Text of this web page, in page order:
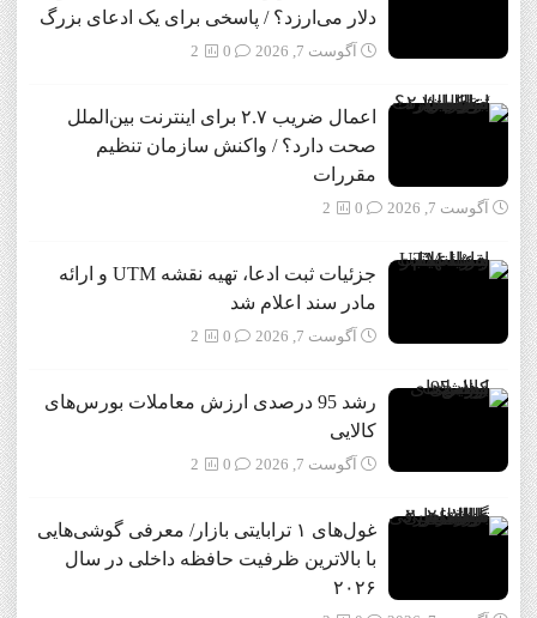
دلار می‌ارزد؟ / پاسخی برای یک ادعای بزرگ
آگوست 7, 2026 2
اعمال ضریب ۲.۷ برای اینترنت بین‌الملل
صحت دارد؟ / واکنش سازمان تنظیم
مقررات
آگوست 7, 2026 2
جزئیات ثبت ادعا، تهیه نقشه UTM و ارائه
مادر سند اعلام شد
آگوست 7, 2026 2
رشد 95 درصدی ارزش معاملات بورس‌های
کالایی
آگوست 7, 2026 2
غول‌های ۱ ترابایتی بازار/ معرفی گوشی‌هایی
با بالاترین ظرفیت حافظه داخلی در سال
۲۰۲۶